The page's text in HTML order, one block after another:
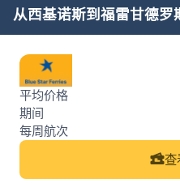
从西基诺斯到福雷甘德罗
查